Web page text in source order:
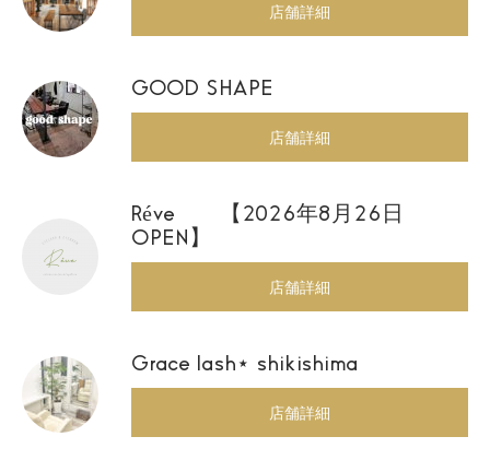
店舗詳細
GOOD SHAPE
店舗詳細
Réve 【2026年8月26日
OPEN】
店舗詳細
Grace lash⋆ shikishima
店舗詳細